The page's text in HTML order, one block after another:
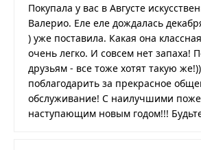
Покупала у вас в Августе
Валерио. Еле еле дождалась
) уже поставила. Какая она
очень легко. И совсем нет запаха!
друзьям - все тоже хотят такую
поблагодарить за прекрасное
обслуживание! С наилучшими
наступающим новым годом!!!